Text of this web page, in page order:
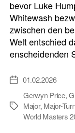
bevor Luke
Whitewash
zwischen den
Welt entschied
enscheidenden
Veröffentlichungsdatum
01.02.2026
Schlagwörter
Gerwyn Price,
Major, Major-
World Masters